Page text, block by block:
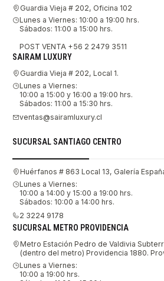
Guardia Vieja # 202, Oficina 102
Lunes a Viernes: 10:00 a 19:00 hrs.
Sábados: 11:00 a 15:00 hrs.
POST VENTA +56 2 2479 3511
SAIRAM LUXURY
Guardia Vieja # 202, Local 1.
Lunes a Viernes:
10:00 a 15:00 y 16:00 a 19:00 hrs.
Sábados: 11:00 a 15:30 hrs.
ventas@sairamluxury.cl
SUCURSAL SANTIAGO CENTRO
Huérfanos # 863 Local 13, Galería
Lunes a Viernes:
10:00 a 14:00 y 15:00 a 19:00 hrs.
Sábados: 10:00 a 14:00 hrs.
2 3224 9178
SUCURSAL METRO PROVIDENCIA
Metro Estación Pedro de Valdivia
(dentro del metro) Providencia 1880.
Lunes a Viernes:
10:00 a 19:00 hrs.